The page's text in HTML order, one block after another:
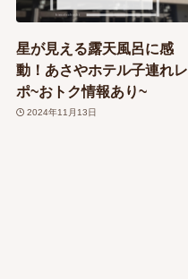
星が見える露天風呂に感
動！あさやホテル子連れレ
ポ~おトク情報あり~
2024年11月13日